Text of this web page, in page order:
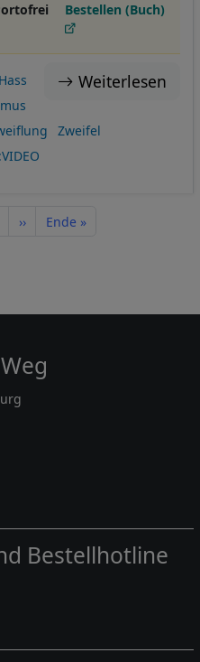
Bestellen (Buch)
Weiterlesen
Hass
Zweifel
Nächste Seite
›› Letzte Seite
Ende »
Bestellhotline